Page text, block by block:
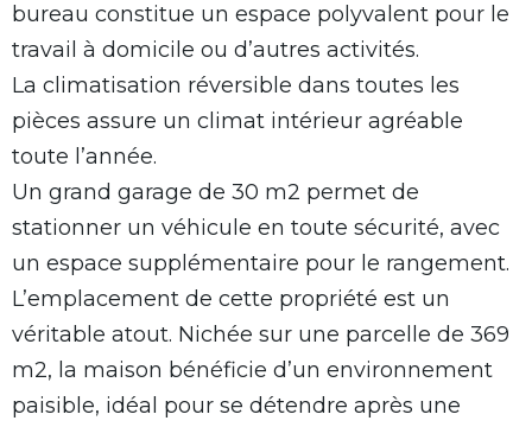
bureau constitue un espace polyvalent pour le
travail à domicile ou d’autres activités.
La climatisation réversible dans toutes les
pièces assure un climat intérieur agréable
toute l’année.
Un grand garage de 30 m2 permet de
stationner un véhicule en toute sécurité, avec
un espace supplémentaire pour le rangement.
L’emplacement de cette propriété est un
véritable atout. Nichée sur une parcelle de 369
m2, la maison bénéficie d’un environnement
paisible, idéal pour se détendre après une